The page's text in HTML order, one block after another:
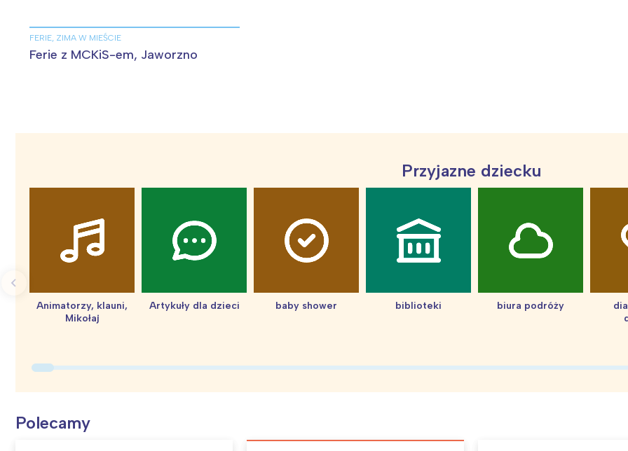
FERIE, ZIMA W MIEŚCIE
Ferie z MCKiS-em, Jaworzno
Przyjazne dziecku
Animatorzy, klauni,
Mikołaj
Artykuły dla dzieci baby shower biblioteki biura podróży
Polecamy